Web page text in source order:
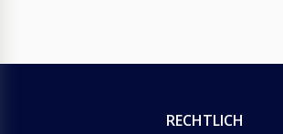
RECHTLICH